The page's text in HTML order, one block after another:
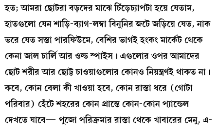
হত; আমরা ছোটরা বড়দের মাঝে চিঁড়েচ্যাপটা হয়ে যেতাম,
হাতগুলো যেন শাড়ি-ব্যাগ-লম্বা বিনুনির জটে জড়িয়ে যেত, নাক
ভরে যেত সস্তা পারফিউমে, বেশির ভাগই হংকং মার্কেট থেকে
কেনা জাল চার্লি আর ওল্ড স্পাইস। এগুলোর ওপর আমাদের
ছোট শরীর আর ছোট্ট চাওয়াগুলোর কোনও নিয়ন্ত্রণই থাকত না।
কবে, কোন বেলা কী খাওয়া হবে, কোন রাস্তা ধরে (গোটা
পরিবার) হেঁটে শহরের কোন প্রান্তে কোন-কোন প্যান্ডেল
দেখতে যাবে— পুজো পরিক্রমার রাস্তা থেকে খাবারের মেনু, এ-